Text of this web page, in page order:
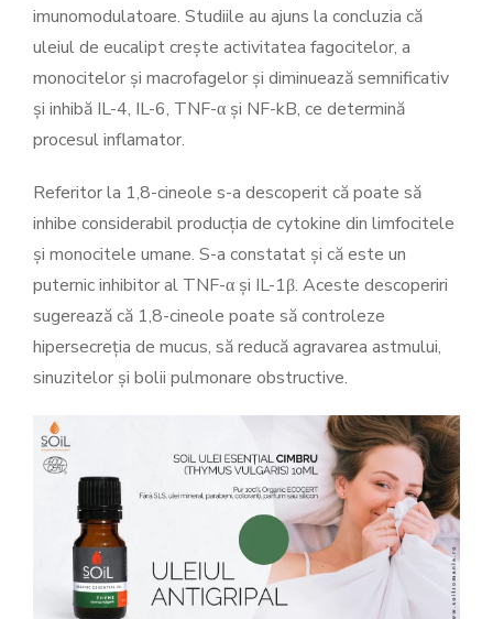
imunomodulatoare. Studiile au ajuns la concluzia că
uleiul de eucalipt crește activitatea fagocitelor, a
monocitelor și macrofagelor și diminuează semnificativ
și inhibă IL-4, IL-6, TNF-α și NF-kB, ce determină
procesul inflamator.
Referitor la 1,8-cineole s-a descoperit că poate să
inhibe considerabil producția de cytokine din limfocitele
și monocitele umane. S-a constatat și că este un
puternic inhibitor al TNF-α și IL-1β. Aceste descoperiri
sugerează că 1,8-cineole poate să controleze
hipersecreția de mucus, să reducă agravarea astmului,
sinuzitelor și bolii pulmonare obstructive.